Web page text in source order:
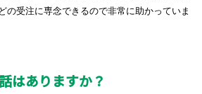
の受注に専念できるので非常に助かっていま
はありますか？